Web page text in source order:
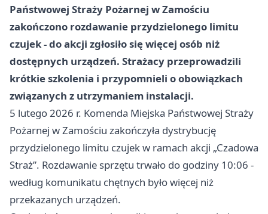
Państwowej Straży Pożarnej w Zamościu
zakończono rozdawanie przydzielonego limitu
czujek - do akcji zgłosiło się więcej osób niż
dostępnych urządzeń. Strażacy przeprowadzili
krótkie szkolenia i przypomnieli o obowiązkach
związanych z utrzymaniem instalacji.
5 lutego 2026 r. Komenda Miejska Państwowej Straży
Pożarnej w Zamościu zakończyła dystrybucję
przydzielonego limitu czujek w ramach akcji „Czadowa
Straż”. Rozdawanie sprzętu trwało do godziny 10:06 -
według komunikatu chętnych było więcej niż
przekazanych urządzeń.